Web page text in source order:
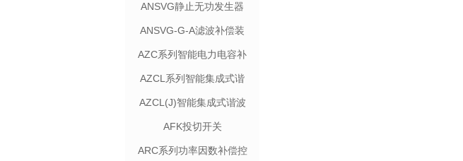
ANSVG静止无功发生器
ANSVG-G-A滤波补偿装
置
AZC系列智能电力电容补
偿装置
AZCL系列智能集成式谐
波抑制电力电容补偿装置
AZCL(J)智能集成式谐波
抑制电力电容补偿装置
AFK投切开关
ARC系列功率因数补偿控